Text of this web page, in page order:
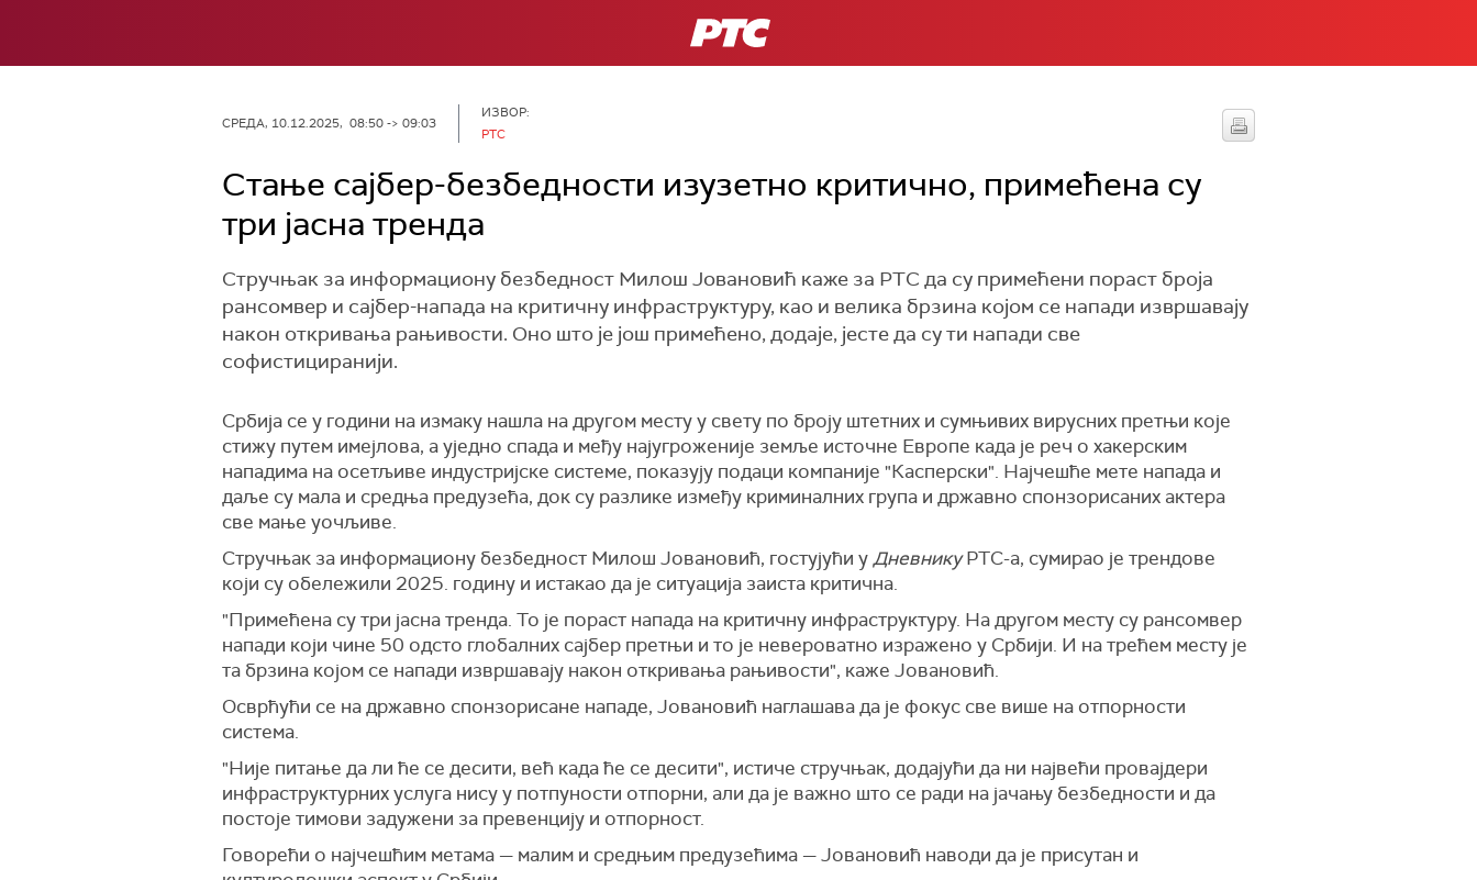
РТС
СРЕДА, 10.12.2025, 08:50 -> 09:03
ИЗВОР:
РТС
Стање сајбер-безбедности изузетно критично, примећена су
три јасна тренда
Стручњак за информациону безбедност Милош Јовановић каже за РТС да су примећени пораст броја
рансомвер и сајбер-напада на критичну инфраструктуру, као и велика брзина којом се напади извршавају
након откривања рањивости. Оно што је још примећено, додаје, јесте да су ти напади све
софистициранији.
Србија се у години на измаку нашла на другом месту у свету по броју штетних и сумњивих вирусних претњи које
стижу путем имејлова, а уједно спада и међу најугроженије земље источне Европе када је реч о хакерским
нападима на осетљиве индустријске системе, показују подаци компаније "Касперски". Најчешће мете напада и
даље су мала и средња предузећа, док су разлике између криминалних група и државно спонзорисаних актера
све мање уочљиве.
Стручњак за информациону безбедност Милош Јовановић, гостујући уДневникуРТС-а, сумирао је трендове
који су обележили 2025. годину и истакао да је ситуација заиста критична.
"Примећена су три јасна тренда. То је пораст напада на критичну инфраструктуру. На другом месту су рансомвер
напади који чине 50 одсто глобалних сајбер претњи и то је невероватно изражено у Србији. И на трећем месту је
та брзина којом се напади извршавају након откривања рањивости", каже Јовановић.
Осврћући се на државно спонзорисане нападе, Јовановић наглашава да је фокус све више на отпорности
система.
"Није питање да ли ће се десити, већ када ће се десити", истиче стручњак, додајући да ни највећи провајдери
инфраструктурних услуга нису у потпуности отпорни, али да је важно што се ради на јачању безбедности и да
постоје тимови задужени за превенцију и отпорност.
Говорећи о најчешћим метама — малим и средњим предузећима — Јовановић наводи да је присутан и